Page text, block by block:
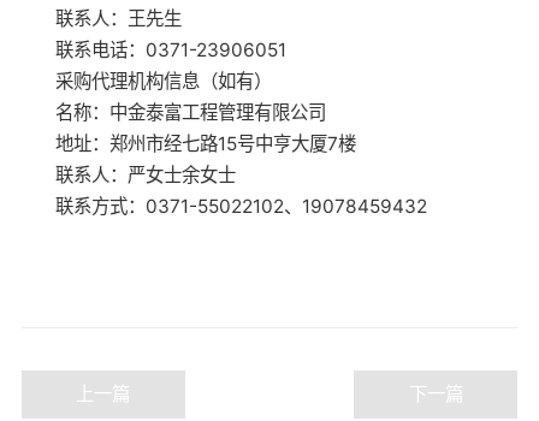
联系人：王先生
联系电话： 0371-23906051
采购代理机构信息（如有）
名称：中金泰富工程管理有限公司
地址： 郑州市经七路15号中亨大厦7楼
联系人：严女士余女士
联系方式： 0371-55022102、 19078459432
上一篇 下一篇